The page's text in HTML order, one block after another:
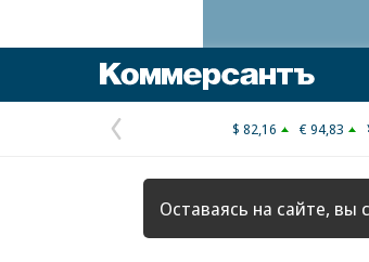
Предыдущая
страница
$ 82,16 € 94,83
Оставаясь на сайте, вы